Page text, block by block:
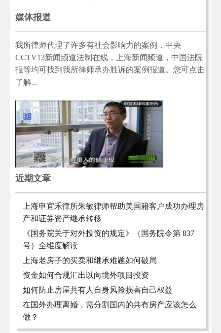
媒体报道
我所律师代理了许多有社会影响力的案例，中央
CCTV13新闻频道法制在线，上海新闻频道，中国法院
报等均可找到我所律师承办胜诉的案例报道。您可点击
了解...
近期文章
上海申宜禾律所朱敏律师帮助美国籍客户成功办理房
产和证券资产继承转移
《国务院关于对外投资的规定》（国务院令第 837
号）全维度解读
上海老房子的买卖和继承难题如何破局
资金如何合规汇出以向境外项目投资
如何防止房屋共有人自身风险损害自己权益
在国外办理离婚，需分割国内的共有房产应该怎么
做？